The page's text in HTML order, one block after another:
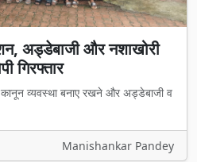
अड्डेबाजी और नशाखोरी
गिरफ्तार
कानून व्यवस्था बनाए रखने और अड्डेबाजी व
Manishankar Pandey